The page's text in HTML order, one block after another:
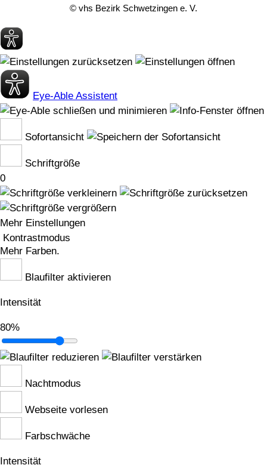
© vhs Bezirk Schwetzingen e. V.